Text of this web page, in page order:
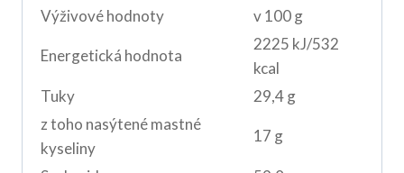
Výživové hodnoty v 100 g
Energetická hodnota
2225 kJ/532
kcal
Tuky
29,4 g
z toho nasýtené mastné
kyseliny
17 g